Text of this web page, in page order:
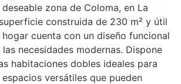
zona de Coloma, en La
construida de 230 m² y útil
cuenta con un diseño funcional
necesidades modernas. Dispone
habitaciones dobles ideales para
versátiles que pueden